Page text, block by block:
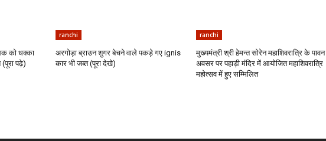
को धक्का
पढ़े)
ranchi
अरगोड़ा ब्राउन शुगर बेचने वाले पकड़े गए ignis
कार भी जब्त (पूरा देखे)
ranchi
मुख्यमंत्री श्री हेमन्त सोरेन महाशिवरात्रि के पावन
अवसर पर पहाड़ी मंदिर में आयोजित महाशिवरात्रि
महोत्सव में हुए सम्मिलित